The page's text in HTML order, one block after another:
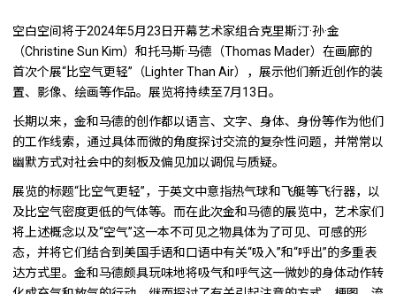
空白空间将于2024年5月23日开幕艺术家组合克里斯汀·孙·金
（Christine Sun Kim）和托马斯·马德（Thomas Mader）在画廊的
首次个展“比空气更轻”（Lighter Than Air），展示他们新近创作的装
置、影像、绘画等作品。展览将持续至7月13日。
长期以来，金和马德的创作都以语言、文字、身体、身份等作为他们
的工作线索，通过具体而微的角度探讨交流的复杂性问题，并常常以
幽默方式对社会中的刻板及偏见加以调侃与质疑。
展览的标题“比空气更轻”，于英文中意指热气球和飞艇等飞行器，以
及比空气密度更低的气体等。而在此次金和马德的展览中，艺术家们
将上述概念以及“空气”这一本不可见之物具体为了可见、可感的形
态，并将它们结合到美国手语和口语中有关“吸入”和“呼出”的多重表
达方式里。金和马德颇具玩味地将吸气和呼气这一微妙的身体动作转